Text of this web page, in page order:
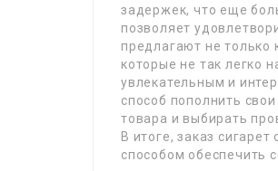
задержек, что еще
позволяет
предлагают не только
которые не так легко
увлекательным и
способ пополнить
товара и выбирать
В итоге, заказ
способом обеспечить